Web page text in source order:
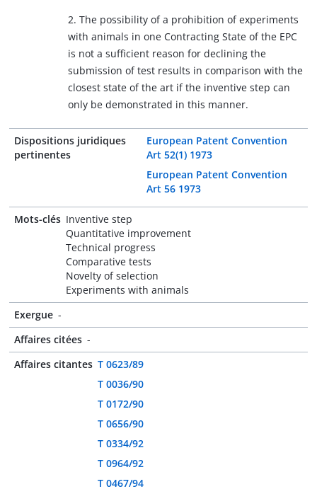
2. The possibility of a prohibition of experiments
with animals in one Contracting State of the EPC
is not a sufficient reason for declining the
submission of test results in comparison with the
closest state of the art if the inventive step can
only be demonstrated in this manner.
Dispositions juridiques
pertinentes
European Patent Convention
Art 52(1) 1973
European Patent Convention
Art 56 1973
Mots-clés Inventive step
Quantitative improvement
Technical progress
Comparative tests
Novelty of selection
Experiments with animals
Exergue -
Affaires citées -
Affaires citantes T 0623/89
T 0036/90
T 0172/90
T 0656/90
T 0334/92
T 0964/92
T 0467/94